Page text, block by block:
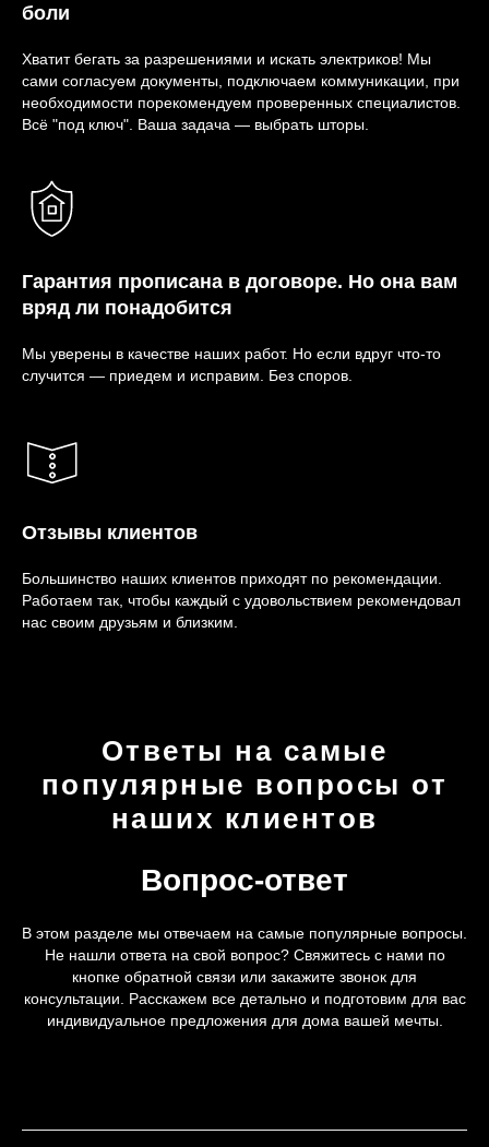
боли
Хватит бегать за разрешениями и искать электриков! Мы
сами согласуем документы, подключаем коммуникации, при
необходимости порекомендуем проверенных специалистов.
Всё "под ключ". Ваша задача — выбрать шторы.
Гарантия прописана в договоре. Но она вам
вряд ли понадобится
Мы уверены в качестве наших работ. Но если вдруг что-то
случится — приедем и исправим. Без споров.
Отзывы клиентов
Большинство наших клиентов приходят по рекомендации.
Работаем так, чтобы каждый с удовольствием рекомендовал
нас своим друзьям и близким.
Ответы на самые
популярные вопросы от
наших клиентов
Вопрос-ответ
В этом разделе мы отвечаем на самые популярные вопросы.
Не нашли ответа на свой вопрос? Свяжитесь с нами по
кнопке обратной связи или закажите звонок для
консультации. Расскажем все детально и подготовим для вас
индивидуальное предложения для дома вашей мечты.